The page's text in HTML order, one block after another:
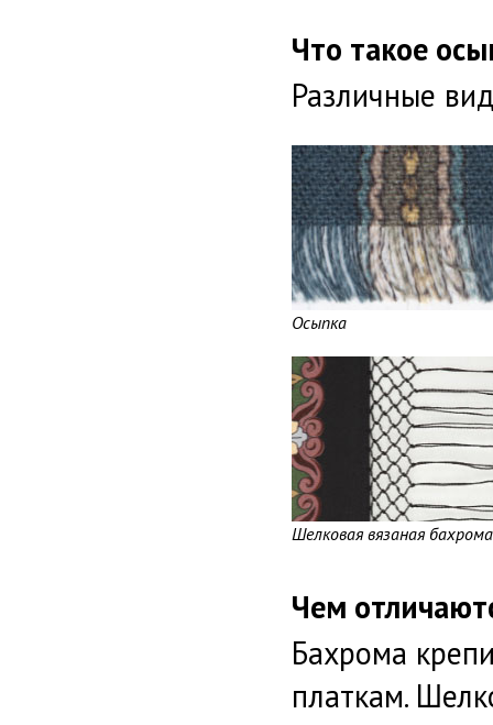
Что такое
Различные
Осыпка
Шелковая вязаная бахрома
Чем
Бахрома
платкам.